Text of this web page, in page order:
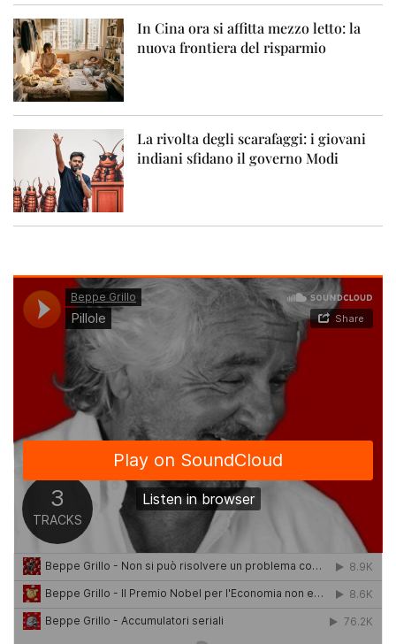
In Cina ora si affitta mezzo letto: la
nuova frontiera del risparmio
La rivolta degli scarafaggi: i giovani
indiani sfidano il governo Modi